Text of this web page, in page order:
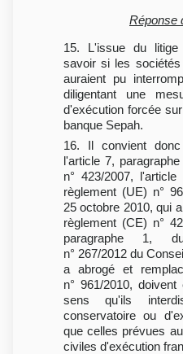
Réponse
15. L'issue du
savoir si les
auraient pu
diligentant une
d'exécution forcée
banque Sepah.
16. Il convient
l'article 7,
n° 423/2007,
règlement (UE) n°
25 octobre 2010, qui
règlement (CE) n°
paragraphe 1,
n° 267/2012 du
a abrogé et
n° 961/2010,
sens qu'ils
conservatoire ou
que celles prévues
civiles d'exécution